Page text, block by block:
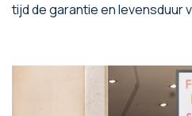
tijd de garantie en levensduur